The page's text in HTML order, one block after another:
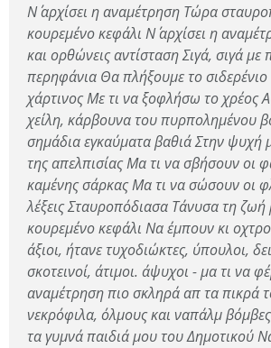
Ν΄ αρχίσει η αναμέτρηση Τώρα
κουρεμένο κεφάλι Ν΄ αρχίσει η
και ορθώνεις αντίσταση Σιγά, σιγά
περηφάνια Θα πλήξουμε το σιδερένιο
χάρτινος Με τι να ξοφλήσω το χρέος
χείλη, κάρβουνα του πυρπολημένου
σημάδια εγκαύματα βαθιά Στην
της απελπισίας Μα τι να σβήσουν οι
καμένης σάρκας Μα τι να σώσουν οι
λέξεις Σταυροπόδιασα Τάνυσα τη ζωή
κουρεμένο κεφάλι Να έμπουν κι
άξιοι, ήτανε τυχοδιώκτες, ύπουλοι,
σκοτεινοί, άτιμοι. άψυχοι - μα τι να
αναμέτρηση πιο σκληρά απ τα πικρά
νεκρόφιλα, όλμους και ναπάλμ
τα γυμνά παιδιά μου του Δημοτικού